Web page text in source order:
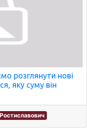
розглянути нові
яку суму він